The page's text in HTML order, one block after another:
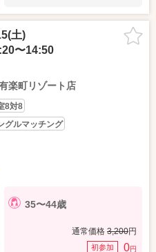
土)
〜14:50
楽町リゾート店
8対8
グルマッチング
35〜44歳
通常価格 3,200円
初参加 0円